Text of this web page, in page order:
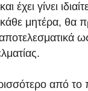
έχει γίνει
μητέρα, θα
από